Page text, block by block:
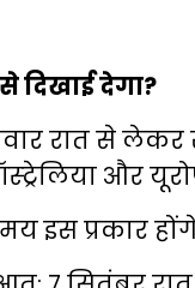
देगा?
रात से
और
इस प्रकार